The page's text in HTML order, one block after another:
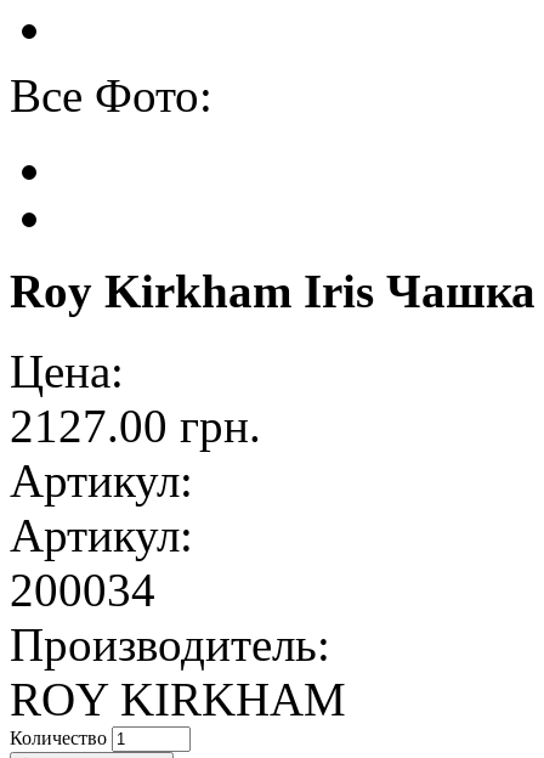
Все Фото:
Roy Kirkham Iris Чашка
Цена:
2127.00 грн.
Артикул:
Артикул:
200034
Производитель:
ROY KIRKHAM
Количество